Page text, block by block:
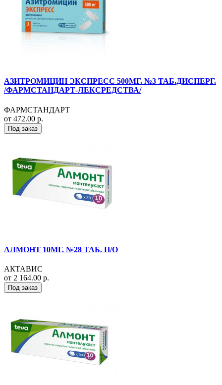
АЗИТРОМИЦИН ЭКСПРЕСС 500МГ. №3 ТАБ.ДИСПЕРГ.
/ФАРМСТАНДАРТ-ЛЕКСРЕДСТВА/
ФАРМСТАНДАРТ
от 472.00 р.
Под заказ
АЛМОНТ 10МГ. №28 ТАБ. П/О
АКТАВИС
от 2 164.00 р.
Под заказ